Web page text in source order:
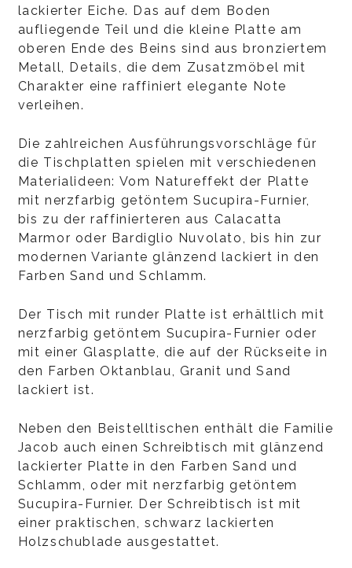
lackierter Eiche. Das auf dem Boden
aufliegende Teil und die kleine Platte am
oberen Ende des Beins sind aus bronziertem
Metall, Details, die dem Zusatzmöbel mit
Charakter eine raffiniert elegante Note
verleihen.
Die zahlreichen Ausführungsvorschläge für
die Tischplatten spielen mit verschiedenen
Materialideen: Vom Natureffekt der Platte
mit nerzfarbig getöntem Sucupira-Furnier,
bis zu der raffinierteren aus Calacatta
Marmor oder Bardiglio Nuvolato, bis hin zur
modernen Variante glänzend lackiert in den
Farben Sand und Schlamm.
Der Tisch mit runder Platte ist erhältlich mit
nerzfarbig getöntem Sucupira-Furnier oder
mit einer Glasplatte, die auf der Rückseite in
den Farben Oktanblau, Granit und Sand
lackiert ist.
Neben den Beistelltischen enthält die Familie
Jacob auch einen Schreibtisch mit glänzend
lackierter Platte in den Farben Sand und
Schlamm, oder mit nerzfarbig getöntem
Sucupira-Furnier. Der Schreibtisch ist mit
einer praktischen, schwarz lackierten
Holzschublade ausgestattet.